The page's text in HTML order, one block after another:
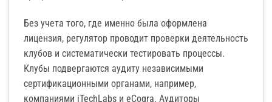
Без учета того, где именно была оформлена
лицензия, регулятор проводит проверки деятельность
клубов и систематически тестировать процессы.
Клубы подвергаются аудиту независимыми
сертификационными органами, например,
компаниями iTechLabs и eCogra. Аудиторы